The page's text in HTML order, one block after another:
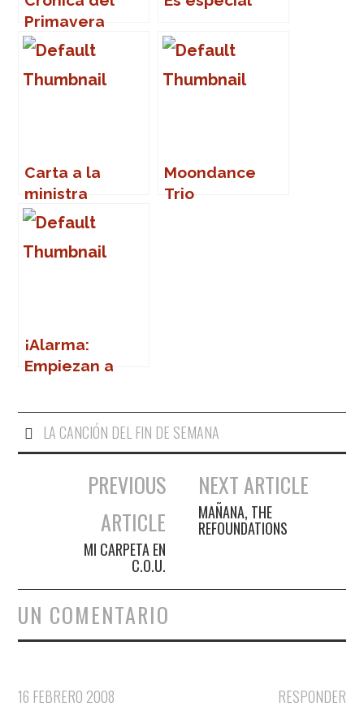
Primavera
Sound 2007
Carta a la
ministra
Narbona
Moondance
Trio
¡Alarma:
Empiezan a
Astrud!
LA CANCIÓN DEL FIN DE SEMANA
Navegación de entradas
PREVIOUS
ARTICLE
MI CARPETA EN
C.O.U.
NEXT ARTICLE
MAÑANA, THE
REFOUNDATIONS
UN COMENTARIO
RESPONDER
16 FEBRERO 2008